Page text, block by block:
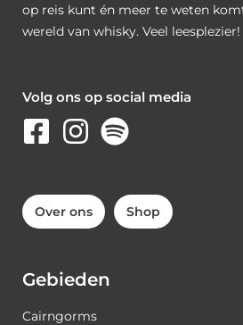
op reis kunt én meer te weten
wereld van whisky. Veel leesplezier!
Volg ons op social media
Over ons Shop
Gebieden
Cairngorms